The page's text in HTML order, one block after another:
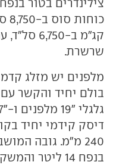
קג"מ ב-
שרשרת.
בולם יחיד והקשר